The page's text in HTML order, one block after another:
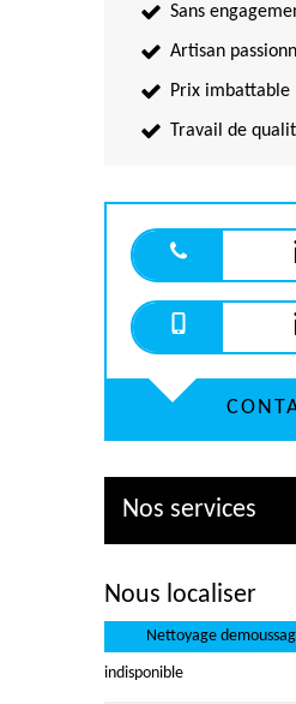
Sans
Artisan
Prix imbattable
Travail de
Nos services
Nous localiser
Nettoyage
indisponible